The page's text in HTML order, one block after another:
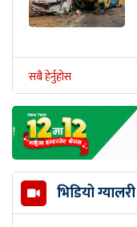
सबै हेर्नुहोस
भिडियो ग्यालरी